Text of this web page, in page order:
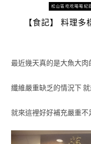
松山區吃吃喝喝紀
【食記】 料理
最近幾天真的是大魚大肉
纖維嚴重缺乏的情況下
就來這裡好好補充嚴重不